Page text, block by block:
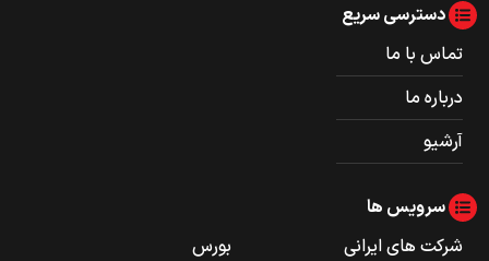
دسترسی سریع
تماس با ما
درباره ما
آرشیو
سرویس ها
شرکت های ایرانی
بورس